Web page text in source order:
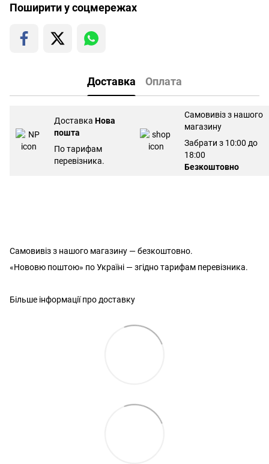
Поширити у соцмережах
Доставка Оплата
Доставка Нова
пошта
По тарифам
перевізника.
Самовивіз з нашого
магазину
Забрати з 10:00 до
18:00
Безкоштовно
Самовивіз з нашого магазину — безкоштовно.
«Нововю поштою» по Україні — згідно тарифам перевізника.
Більше інформації про доставку